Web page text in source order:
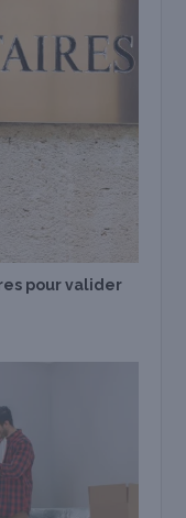
pour valider